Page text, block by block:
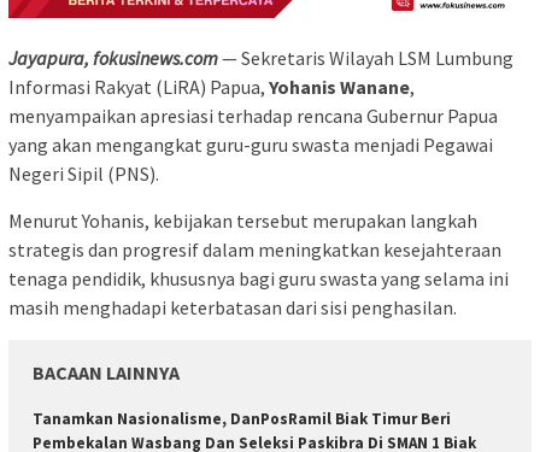
Jayapura, fokusinews.com— Sekretaris Wilayah LSM Lumbung
Informasi Rakyat (LiRA) Papua, Yohanis Wanane,
menyampaikan apresiasi terhadap rencana Gubernur Papua
yang akan mengangkat guru-guru swasta menjadi Pegawai
Negeri Sipil (PNS).
Menurut Yohanis, kebijakan tersebut merupakan langkah
strategis dan progresif dalam meningkatkan kesejahteraan
tenaga pendidik, khususnya bagi guru swasta yang selama ini
masih menghadapi keterbatasan dari sisi penghasilan.
BACAAN LAINNYA
Tanamkan Nasionalisme, DanPosRamil Biak Timur Beri
Pembekalan Wasbang Dan Seleksi Paskibra Di SMAN 1 Biak